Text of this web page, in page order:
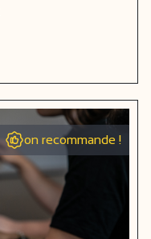
on recommande !